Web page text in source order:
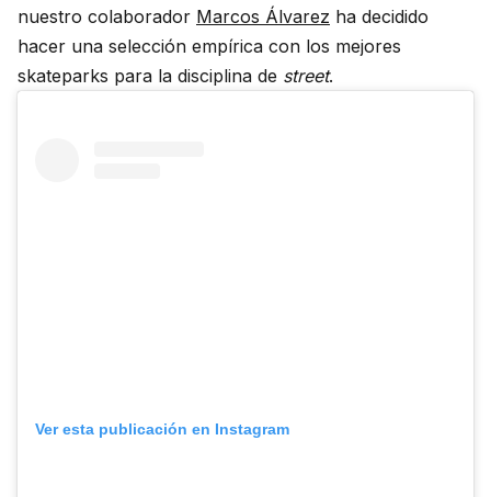
nuestro colaborador Marcos Álvarez ha decidido
hacer una selección empírica con los mejores
skateparks para la disciplina de street.
Ver esta publicación en Instagram